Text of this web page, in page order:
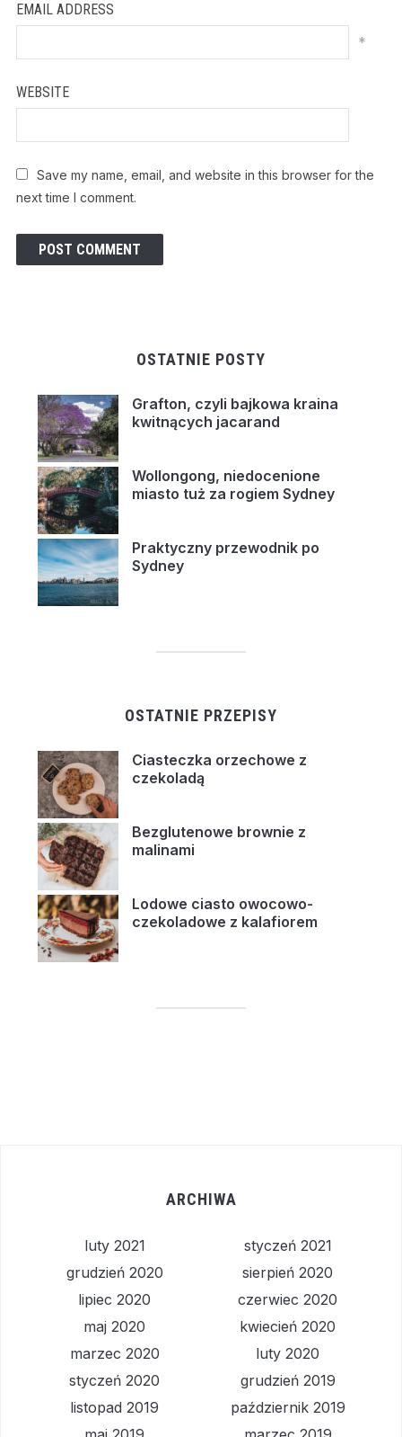
EMAIL ADDRESS
*
WEBSITE
Save my name, email, and website in this browser for the
next time I comment.
OSTATNIE POSTY
Grafton, czyli bajkowa kraina
kwitnących jacarand
Wollongong, niedocenione
miasto tuż za rogiem Sydney
Praktyczny przewodnik po
Sydney
OSTATNIE PRZEPISY
Ciasteczka orzechowe z
czekoladą
Bezglutenowe brownie z
malinami
Lodowe ciasto owocowo-
czekoladowe z kalafiorem
ARCHIWA
luty 2021
styczeń 2021
grudzień 2020
sierpień 2020
lipiec 2020
czerwiec 2020
maj 2020
kwiecień 2020
marzec 2020
luty 2020
styczeń 2020
grudzień 2019
listopad 2019
październik 2019